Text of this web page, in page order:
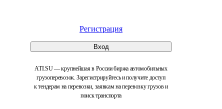
Регистрация
Вход
ATI.SU — крупнейшая в России биржа автомобильных
грузоперевозок. Зарегистрируйтесь и получите доступ
к тендерам на перевозки, заявкам на перевозку грузов и
поиск транспорта